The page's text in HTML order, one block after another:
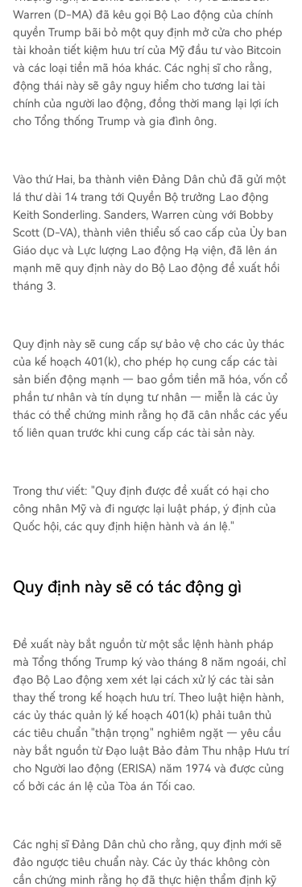
từ quy tắc mới. Phía chính quyền Trump bảo vệ
đề xuất, cho rằng nó mở rộng lựa chọn cho ngư
ời lao động và yêu cầu người ủy thác tuân theo
một quy trình đánh giá thận trọng.
Warren (D-MA) đã kêu gọi Bộ Lao động của chính
quyền Trump bãi bỏ một quy định mở cửa cho phép
tài khoản tiết kiệm hưu trí của Mỹ đầu tư vào Bitcoin
và các loại tiền mã hóa khác. Các nghị sĩ cho rằng,
động thái này sẽ gây nguy hiểm cho tương lai tài
chính của người lao động, đồng thời mang lại lợi ích
cho Tổng thống Trump và gia đình ông.
Vào thứ Hai, ba thành viên Đảng Dân chủ đã gửi một
lá thư dài 14 trang tới Quyền Bộ trưởng Lao động
Keith Sonderling. Sanders, Warren cùng với Bobby
Scott (D-VA), thành viên thiểu số cao cấp của Ủy ban
Giáo dục và Lực lượng Lao động Hạ viện, đã lên án
mạnh mẽ quy định này do Bộ Lao động đề xuất hồi
tháng 3.
Quy định này sẽ cung cấp sự bảo vệ cho các ủy thác
của kế hoạch 401(k), cho phép họ cung cấp các tài
sản biến động mạnh — bao gồm tiền mã hóa, vốn cổ
phần tư nhân và tín dụng tư nhân — miễn là các ủy
thác có thể chứng minh rằng họ đã cân nhắc các yếu
tố liên quan trước khi cung cấp các tài sản này.
Trong thư viết: "Quy định được đề xuất có hại cho
công nhân Mỹ và đi ngược lại luật pháp, ý định của
Quốc hội, các quy định hiện hành và án lệ."
Quy định này sẽ có tác động gì
Đề xuất này bắt nguồn từ một sắc lệnh hành pháp
mà Tổng thống Trump ký vào tháng 8 năm ngoái, chỉ
đạo Bộ Lao động xem xét lại cách xử lý các tài sản
thay thế trong kế hoạch hưu trí. Theo luật hiện hành,
các ủy thác quản lý kế hoạch 401(k) phải tuân thủ
các tiêu chuẩn "thận trọng" nghiêm ngặt — yêu cầu
này bắt nguồn từ Đạo luật Bảo đảm Thu nhập Hưu trí
cho Người lao động (ERISA) năm 1974 và được củng
cố bởi các án lệ của Tòa án Tối cao.
Các nghị sĩ Đảng Dân chủ cho rằng, quy định mới sẽ
đảo ngược tiêu chuẩn này. Các ủy thác không còn
cần chứng minh rằng họ đã thực hiện thẩm định kỹ